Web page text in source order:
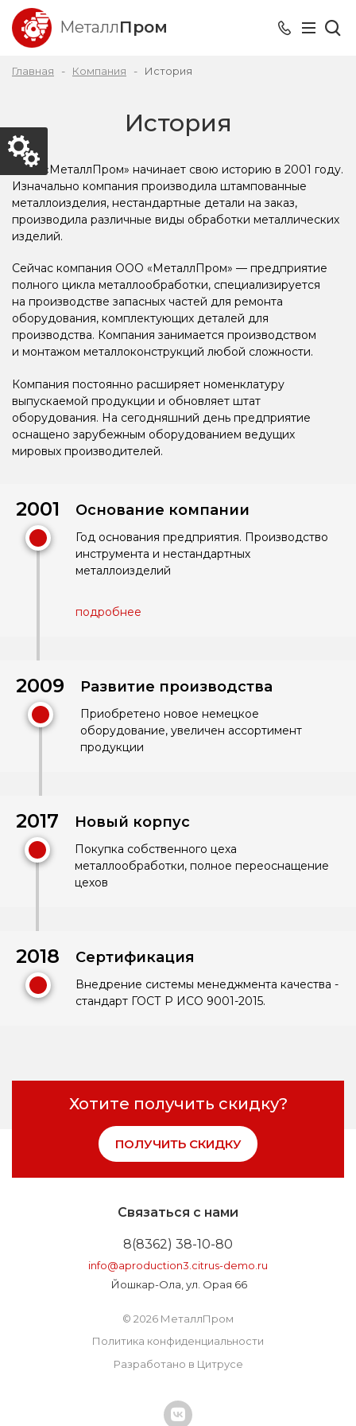
МеталлПром
Главная Компания История
История
ООО «МеталлПром» начинает свою историю в 2001 году.
Изначально компания производила штампованные
металлоизделия, нестандартные детали на заказ,
производила различные виды обработки металлических
изделий.
Сейчас компания ООО «МеталлПром» — предприятие
полного цикла металлообработки, специализируется
на производстве запасных частей для ремонта
оборудования, комплектующих деталей для
производства. Компания занимается производством
и монтажом металлоконструкций любой сложности.
Компания постоянно расширяет номенклатуру
выпускаемой продукции и обновляет штат
оборудования. На сегодняшний день предприятие
оснащено зарубежным оборудованием ведущих
мировых производителей.
2001 Основание компании
Год основания предприятия. Производство
инструмента и нестандартных
металлоизделий
подробнее
2009 Развитие производства
Приобретено новое немецкое
оборудование, увеличен ассортимент
продукции
2017 Новый корпус
Покупка собственного цеха
металлообработки, полное переоснащение
цехов
2018 Сертификация
Внедрение системы менеджмента качества -
стандарт ГОСТ Р ИСО 9001-2015.
Хотите получить скидку?
ПОЛУЧИТЬ СКИДКУ
Связаться с нами
8(8362) 38-10-80
info@aproduction3.citrus-demo.ru
Йошкар-Ола, ул. Орая 66
© 2026 МеталлПром
Политика конфиденциальности
Разработано в Цитрусе